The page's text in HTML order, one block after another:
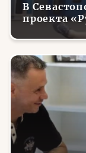
В
проекта